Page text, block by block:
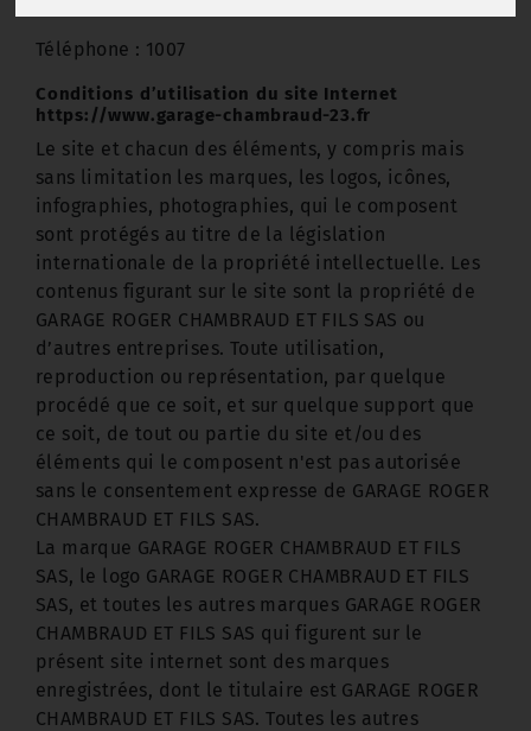
Téléphone : 1007
Conditions d’utilisation du site Internet
https://www.garage-chambraud-23.fr
Le site et chacun des éléments, y compris mais
sans limitation les marques, les logos, icônes,
infographies, photographies, qui le composent
sont protégés au titre de la législation
internationale de la propriété intellectuelle. Les
contenus figurant sur le site sont la propriété de
GARAGE ROGER CHAMBRAUD ET FILS SAS ou
d’autres entreprises. Toute utilisation,
reproduction ou représentation, par quelque
procédé que ce soit, et sur quelque support que
ce soit, de tout ou partie du site et/ou des
éléments qui le composent n'est pas autorisée
sans le consentement expresse de GARAGE ROGER
CHAMBRAUD ET FILS SAS.
La marque GARAGE ROGER CHAMBRAUD ET FILS
SAS, le logo GARAGE ROGER CHAMBRAUD ET FILS
SAS, et toutes les autres marques GARAGE ROGER
CHAMBRAUD ET FILS SAS qui figurent sur le
présent site internet sont des marques
enregistrées, dont le titulaire est GARAGE ROGER
CHAMBRAUD ET FILS SAS. Toutes les autres